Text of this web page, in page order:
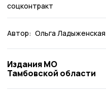
соцконтракт
Автор: Ольга Ладыженская
Издания МО
Тамбовской области